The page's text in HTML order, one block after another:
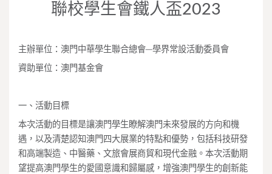
聯校學生會鐵人盃2023
主辦單位：澳門中華學生聯合總會─學界常設活動委員會
資助單位：澳門基金會
一、活動目標
本次活動的目標是讓澳門學生瞭解澳門未來發展的方向和機
遇，以及清楚認知澳門四大展業的特點和優勢，包括科技研發
和高端製造、中醫藥、文旅會展商貿和現代金融。本次活動期
望提高澳門學生的愛國意識和歸屬感，增強澳門學生的創新能